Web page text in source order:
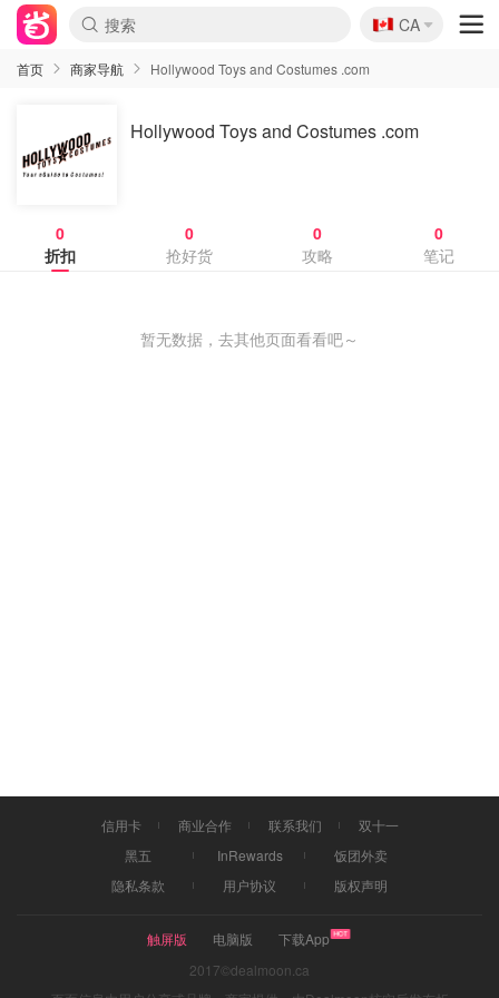
🇨🇦
CA
首页 商家导航 Hollywood Toys and Costumes .com
Hollywood Toys and Costumes .com
0
折扣
0
抢好货
0
攻略
0
笔记
暂无数据，去其他页面看看吧～
信用卡 商业合作 联系我们
双十一
黑五
InRewards
饭团外卖
隐私条款
用户协议 版权声明
触屏版 电脑版
下载App
2017©dealmoon.ca